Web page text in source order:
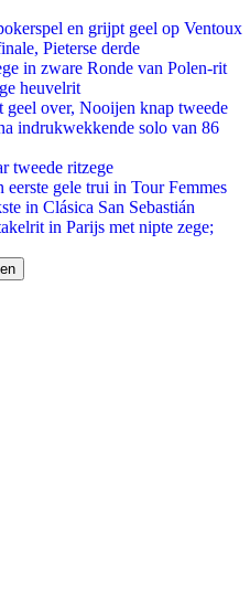
en grijpt geel op Ventoux
Pieterse derde
in zware Ronde van Polen-rit
heuvelrit
geel over, Nooijen knap tweede
indrukwekkende solo van 86
tweede ritzege
eerste gele trui in Tour Femmes
in Clásica San Sebastián
in Parijs met nipte zege;